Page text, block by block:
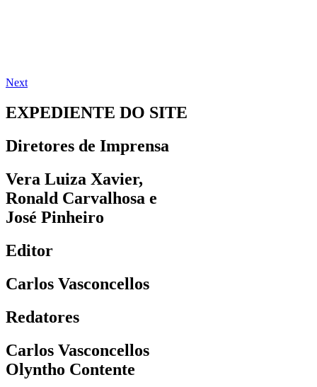
Next
EXPEDIENTE DO SITE
Diretores de Imprensa
Vera Luiza Xavier,
Ronald Carvalhosa e
José Pinheiro
Editor
Carlos Vasconcellos
Redatores
Carlos Vasconcellos
Olyntho Contente